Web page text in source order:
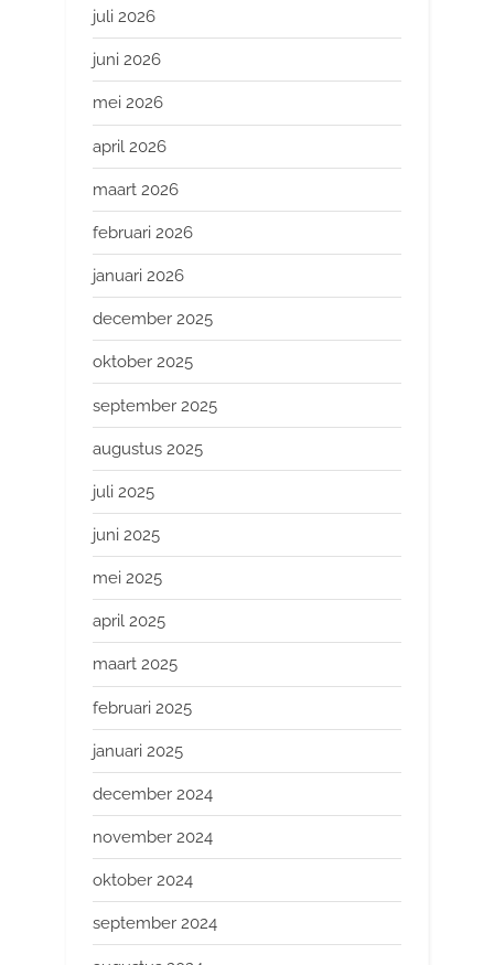
juli 2026
juni 2026
mei 2026
april 2026
maart 2026
februari 2026
januari 2026
december 2025
oktober 2025
september 2025
augustus 2025
juli 2025
juni 2025
mei 2025
april 2025
maart 2025
februari 2025
januari 2025
december 2024
november 2024
oktober 2024
september 2024